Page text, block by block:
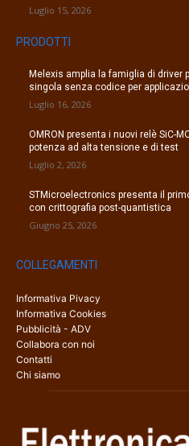
Luglio 15, 2026
PRODOTTI
Melexis amplia la famiglia di driver
singola senza codice per
Luglio 16, 2026
OMRON presenta i nuovi relè SiC-
potenza ad alta tensione e di test
Luglio 2, 2026
STMicroelectronics presenta il
con crittografia post-quantistica
Giugno 25, 2026
COLLEGAMENTI
Informativa Pivacy
Informativa Cookies
Pubblicità - ADV
Collabora con noi
Contatti
Chi siamo